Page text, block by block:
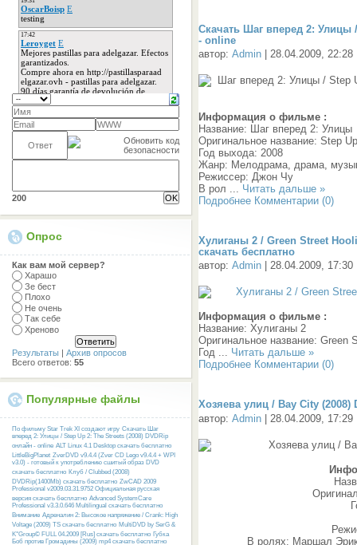
200
Опрос
Как вам мой сервер?
Харашо
Зе бест
Плохо
Не очень
Так себе
Хреново
Результаты | Архив опросов
Всего ответов: 55
Популярные файлы
По фильму Star Trek XI создают игру Скачать Шаг
вперед 2: Улицы / Step Up 2: The Streets (2008) DVDRip
онлайн - online ALT Linux 4.1 Desktop скачать бесплатно
LittleBigPlanet ZverDVD v9.4.4 (Zver CD Lego v9.4.4 + WPI
v3.0) - готовый к употреблению сшитый образ DVD
скачать бесплатно Клуб / Clubbed (2008)
DVDRip(1400Mb) скачать бесплатно ZwCAD 2009
Professional v2009.03.31.9752 Официальная русская
версия скачать бесплатно Advanced SystemCare
Professional v3.3.0.646 Multilingual скачать бесплатно
Внимание Адреналин 2: Высокое напряжение / Crank: High
Voltage (2009) TS скачать бесплатно MultiDVD by SerG &
K°Group© FULL 04.2009 [Rus] скачать бесплатно Губка
Боб против Громадины (2009) mp4 скачать бесплатно
Скачать Шаг вперед 2: Улицы
- online
автор: Admin | 28.04.2009,
Информация о фильме :
Название: Шаг вперед 2: Улицы
Оригинальное название: Step
Год выхода: 2008
Жанр: Мелодрама, драма,
Режиссер: Джон Чу
В рол ... Читать дальше »
Подробнее Комментарии (0)
Хулиганы 2 / Green Street
скачать бесплатно
автор: Admin | 28.04.2009,
Информация о фильме :
Название: Хулиганы 2
Оригинальное название: Green
Год ... Читать дальше »
Подробнее Комментарии (0)
Хозяева улиц / Bay City (2008)
автор: Admin | 28.04.2009,
В ролях: Маршал